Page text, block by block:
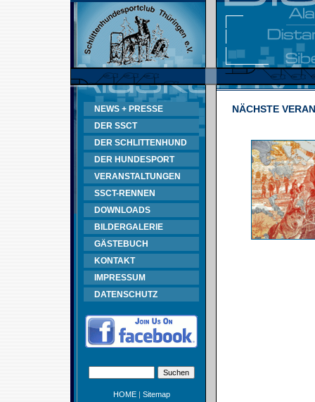
NEWS + PRESSE
DER SSCT
DER SCHLITTENHUND
DER HUNDESPORT
VERANSTALTUNGEN
SSCT-RENNEN
DOWNLOADS
BILDERGALERIE
GÄSTEBUCH
KONTAKT
IMPRESSUM
DATENSCHUTZ
HOME| Sitemap
NÄCHSTE